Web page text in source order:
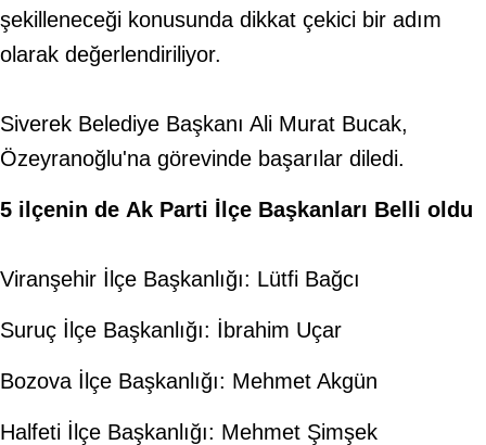
şekilleneceği konusunda dikkat çekici bir adım
olarak değerlendiriliyor.
​​​Siverek Belediye Başkanı Ali Murat Bucak,
Özeyranoğlu'na görevinde başarılar diledi.
5 ilçenin de Ak Parti İlçe Başkanları Belli oldu
Viranşehir İlçe Başkanlığı: Lütfi Bağcı
Suruç İlçe Başkanlığı: İbrahim Uçar
Bozova İlçe Başkanlığı: Mehmet Akgün
Halfeti İlçe Başkanlığı: Mehmet Şimşek